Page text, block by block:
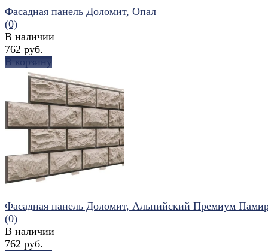
избранное сравнить
Фасадная панель Доломит, Опал
(0)
В наличии
762 руб.
В корзину
Фасадная панель Доломит, Альпийский Премиум
(0)
В наличии
762 руб.